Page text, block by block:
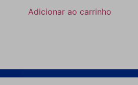
Adicionar ao carrinho